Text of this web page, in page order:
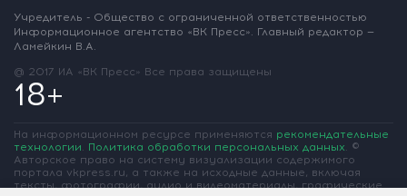
Учредитель - Общество с ограниченной ответственностью
Информационное агентство «ВК Пресс». Главный редактор —
Ламейкин В.А.
@ 2017 ИА «ВК Пресс» Все права защищены
18+
На информационном ресурсе применяются рекомендательные
технологии. Политика обработки персональных данных. ©
Авторское право на систему визуализации содержимого
портала vkpress.ru, а также на исходные данные, включая
тексты, фотографии, аудио и видеоматериалы, графические